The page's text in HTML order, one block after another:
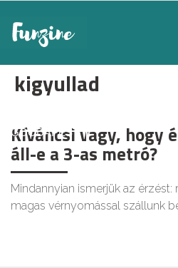
kigyullad
GOODAPEST
Kíváncsi vagy, hogy
áll-e a 3-as metró?
Mindannyian ismerjük az
magas vérnyomással szállunk